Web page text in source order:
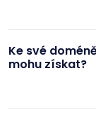
Ke své
mohu získat?